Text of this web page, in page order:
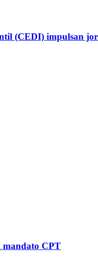
(CEDI) impulsan
mandato CPT